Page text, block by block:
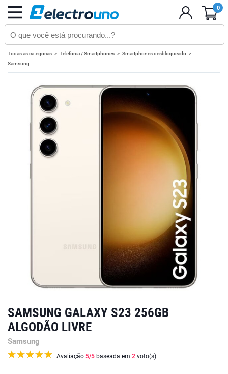
0
Todas as categorias Telefonia / Smartphones
Smartphones desbloqueado
Samsung
SAMSUNG GALAXY S23 256GB
ALGODÃO LIVRE
Samsung
Avaliação 5/5 baseada em 2 voto(s)